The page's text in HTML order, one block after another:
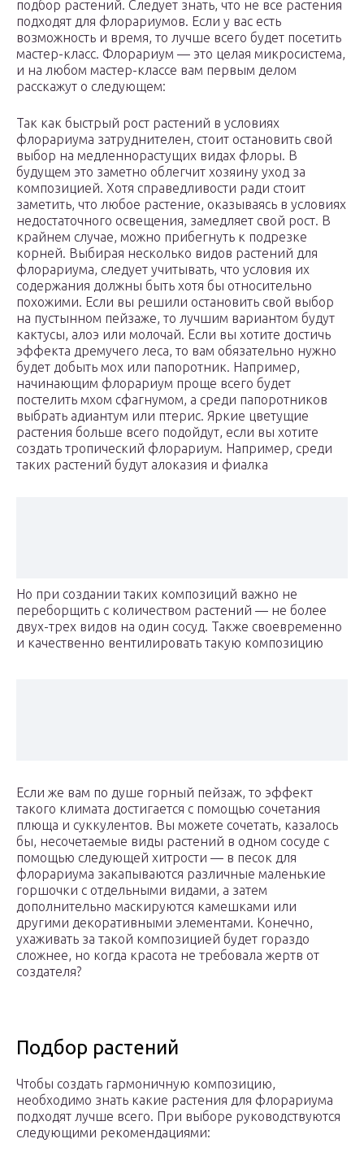
подбор растений. Следует знать, что не все растения
подходят для флорариумов. Если у вас есть
возможность и время, то лучше всего будет посетить
мастер-класс. Флорариум — это целая микросистема,
и на любом мастер-классе вам первым делом
расскажут о следующем:
Так как быстрый рост растений в условиях
флорариума затруднителен, стоит остановить свой
выбор на медленнорастущих видах флоры. В
будущем это заметно облегчит хозяину уход за
композицией. Хотя справедливости ради стоит
заметить, что любое растение, оказываясь в условиях
недостаточного освещения, замедляет свой рост. В
крайнем случае, можно прибегнуть к подрезке
корней. Выбирая несколько видов растений для
флорариума, следует учитывать, что условия их
содержания должны быть хотя бы относительно
похожими. Если вы решили остановить свой выбор
на пустынном пейзаже, то лучшим вариантом будут
кактусы, алоэ или молочай. Если вы хотите достичь
эффекта дремучего леса, то вам обязательно нужно
будет добыть мох или папоротник. Например,
начинающим флорариум проще всего будет
постелить мхом сфагнумом, а среди папоротников
выбрать адиантум или птерис. Яркие цветущие
растения больше всего подойдут, если вы хотите
создать тропический флорариум. Например, среди
таких растений будут алоказия и фиалка
Но при создании таких композиций важно не
переборщить с количеством растений — не более
двух-трех видов на один сосуд. Также своевременно
и качественно вентилировать такую композицию
Если же вам по душе горный пейзаж, то эффект
такого климата достигается с помощью сочетания
плюща и суккулентов. Вы можете сочетать, казалось
бы, несочетаемые виды растений в одном сосуде с
помощью следующей хитрости — в песок для
флорариума закапываются различные маленькие
горшочки с отдельными видами, а затем
дополнительно маскируются камешками или
другими декоративными элементами. Конечно,
ухаживать за такой композицией будет гораздо
сложнее, но когда красота не требовала жертв от
создателя?
Подбор растений
Чтобы создать гармоничную композицию,
необходимо знать какие растения для флорариума
подходят лучше всего. При выборе руководствуются
следующими рекомендациями: